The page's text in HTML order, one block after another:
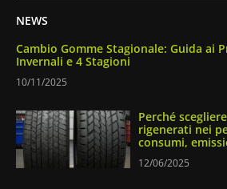
NEWS
Cambio Gomme Stagionale: Guida ai
Invernali e 4 Stagioni
10/11/2025
Perché
rigenerati nei
consumi,
12/06/2025